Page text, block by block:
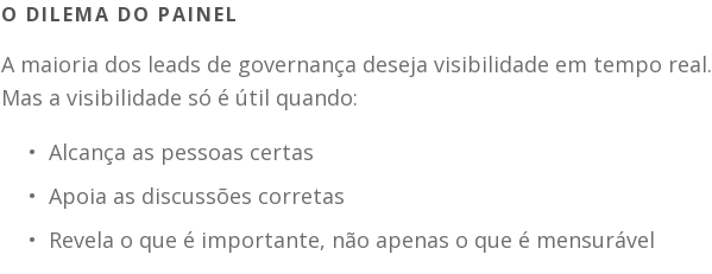
O DILEMA DO PAINEL
A maioria dos leads de governança deseja visibilidade em tempo real.
Mas a visibilidade só é útil quando:
Alcança as pessoas certas
Apoia as discussões corretas
Revela o que é importante, não apenas o que é mensurável